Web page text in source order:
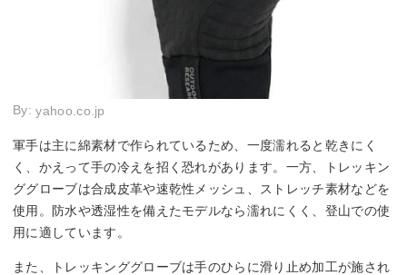
By:yahoo.co.jp
軍手は主に綿素材で作られているため、一度濡れると乾きにく
く、かえって手の冷えを招く恐れがあります。一方、トレッキン
ググローブは合成皮革や速乾性メッシュ、ストレッチ素材などを
使用。防水や透湿性を備えたモデルなら濡れにくく、登山での使
用に適しています。
また、トレッキンググローブは手のひらに滑り止め加工が施され